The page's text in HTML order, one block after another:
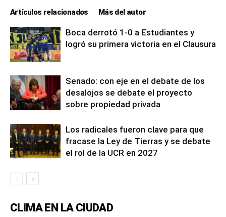
Artículos relacionados Más del autor
Boca derrotó 1-0 a Estudiantes y
logró su primera victoria en el Clausura
Senado: con eje en el debate de los
desalojos se debate el proyecto
sobre propiedad privada
Los radicales fueron clave para que
fracase la Ley de Tierras y se debate
el rol de la UCR en 2027
CLIMA EN LA CIUDAD